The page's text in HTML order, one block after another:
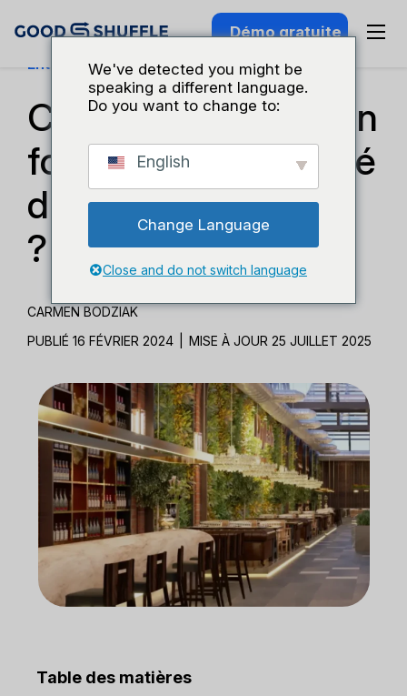
Démo gratuite
Entreprises Et Croissance
Comment devenir un
fournisseur privilégié
d'un lieu de réunion
?
CARMEN BODZIAK
PUBLIÉ 16 FÉVRIER 2024
MISE À JOUR 25 JUILLET 2025
Table des matières
We've detected you might be
speaking a different language.
Do you want to change to:
English
Change Language
Close and do not switch language